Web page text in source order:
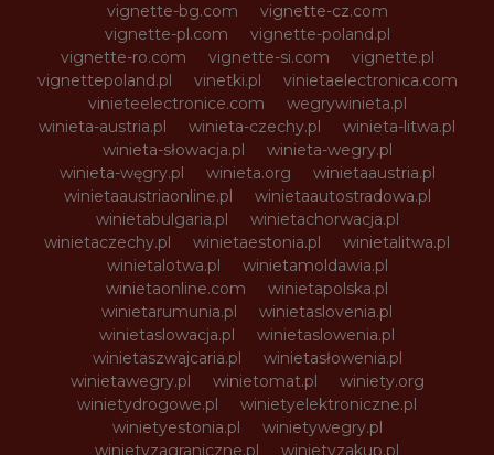
vignette-bg.com
vignette-cz.com
vignette-pl.com
vignette-poland.pl
vignette-ro.com
vignette-si.com
vignette.pl
vignettepoland.pl
vinetki.pl
vinietaelectronica.com
vinieteelectronice.com
wegrywinieta.pl
winieta-austria.pl
winieta-czechy.pl
winieta-litwa.pl
winieta-słowacja.pl
winieta-wegry.pl
winieta-węgry.pl
winieta.org
winietaaustria.pl
winietaaustriaonline.pl
winietaautostradowa.pl
winietabulgaria.pl
winietachorwacja.pl
winietaczechy.pl
winietaestonia.pl
winietalitwa.pl
winietalotwa.pl
winietamoldawia.pl
winietaonline.com
winietapolska.pl
winietarumunia.pl
winietaslovenia.pl
winietaslowacja.pl
winietaslowenia.pl
winietaszwajcaria.pl
winietasłowenia.pl
winietawegry.pl
winietomat.pl
winiety.org
winietydrogowe.pl
winietyelektroniczne.pl
winietyestonia.pl
winietywegry.pl
winietyzagraniczne.pl
winietyzakup.pl